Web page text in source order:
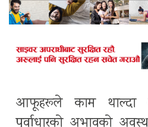
आफूहरूले काम थाल्दा